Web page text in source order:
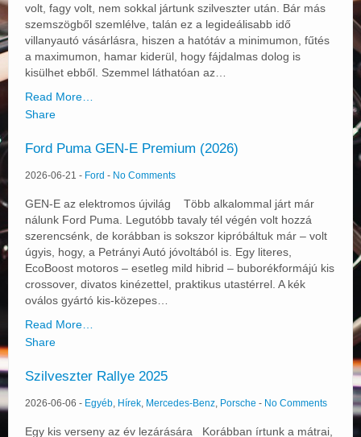
volt, fagy volt, nem sokkal jártunk szilveszter után. Bár más
szemszögből szemlélve, talán ez a legideálisabb idő
villanyautó vásárlásra, hiszen a hatótáv a minimumon, fűtés
a maximumon, hamar kiderül, hogy fájdalmas dolog is
kisülhet ebből. Szemmel láthatóan az…
Read More…
Share
Ford Puma GEN-E Premium (2026)
2026-06-21 - Ford - No Comments
GEN-E az elektromos újvilág Több alkalommal járt már
nálunk Ford Puma. Legutóbb tavaly tél végén volt hozzá
szerencsénk, de korábban is sokszor kipróbáltuk már – volt
úgyis, hogy, a Petrányi Autó jóvoltából is. Egy literes,
EcoBoost motoros – esetleg mild hibrid – buborékformájú kis
crossover, divatos kinézettel, praktikus utastérrel. A kék
oválos gyártó kis-közepes…
Read More…
Share
Szilveszter Rallye 2025
2026-06-06 - Egyéb, Hírek, Mercedes-Benz, Porsche - No Comments
Egy kis verseny az év lezárására Korábban írtunk a mátrai,